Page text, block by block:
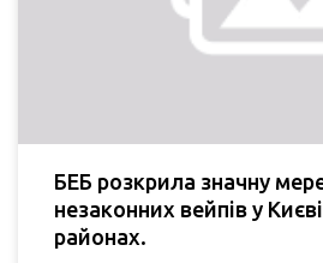
БЕБ розкрила значну
незаконних вейпів у
районах.